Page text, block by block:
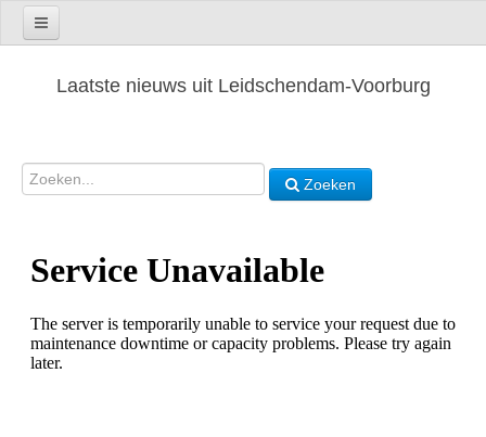
Laatste nieuws uit Leidschendam-Voorburg
Zoeken